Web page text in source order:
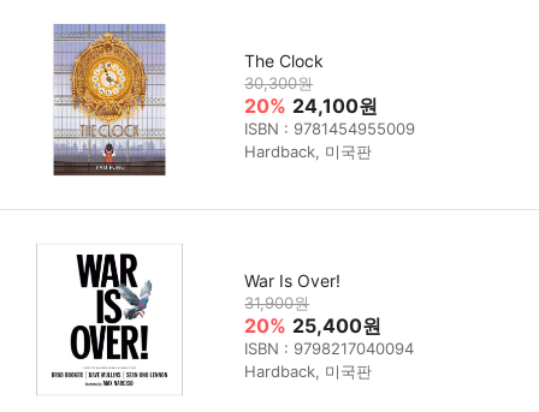
The Clock
30,300원
20% 24,100원
ISBN : 9781454955009
Hardback, 미국판
War Is Over!
31,900원
20% 25,400원
ISBN : 9798217040094
Hardback, 미국판